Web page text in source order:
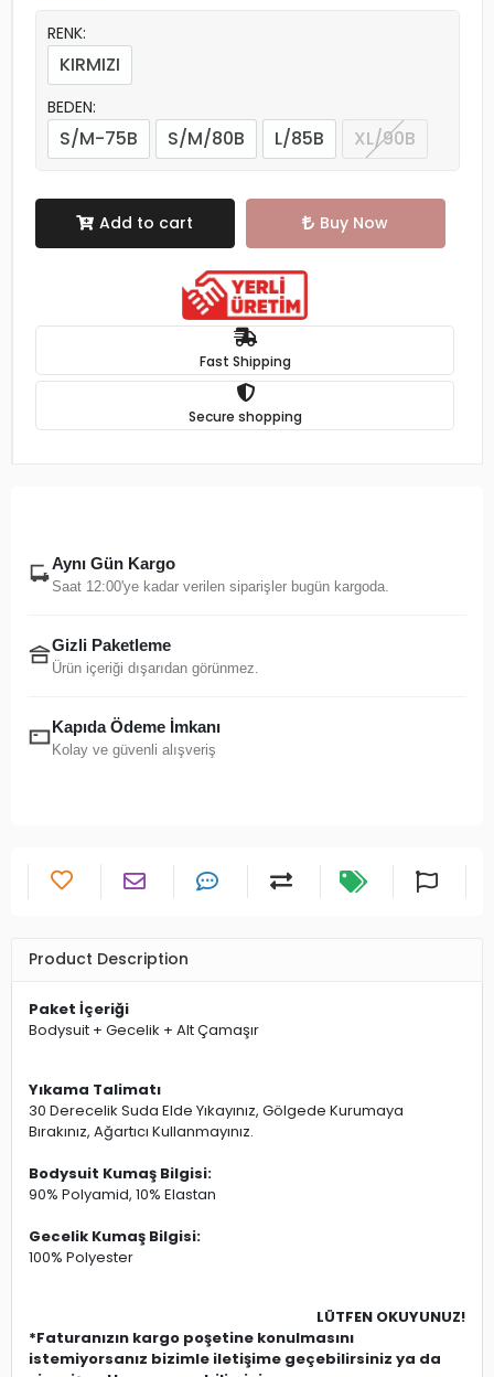
RENK:
KIRMIZI
BEDEN:
S/M-75B S/M/80B L/85B XL/90B
Add to cart Buy Now
Fast Shipping
Secure shopping
Aynı Gün Kargo
Saat 12:00'ye kadar verilen siparişler bugün kargoda.
Gizli Paketleme
Ürün içeriği dışarıdan görünmez.
Kapıda Ödeme İmkanı
Kolay ve güvenli alışveriş
Product Description
Paket İçeriği
Bodysuit + Gecelik + Alt Çamaşır
Yıkama Talimatı
30 Derecelik Suda Elde Yıkayınız, Gölgede Kurumaya
Bırakınız, Ağartıcı Kullanmayınız.
Bodysuit Kumaş Bilgisi:
90% Polyamid, 10% Elastan
Gecelik Kumaş Bilgisi:
100% Polyester
LÜTFEN OKUYUNUZ!
*Faturanızın kargo poşetine konulmasını
istemiyorsanız bizimle iletişime geçebilirsiniz ya da